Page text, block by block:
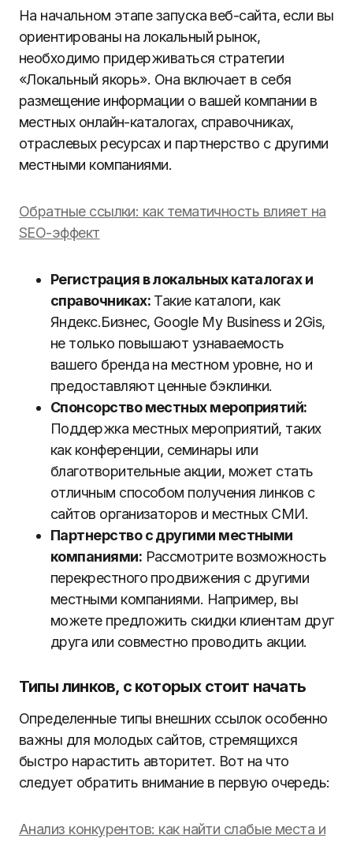
На начальном этапе запуска веб-сайта, если вы
ориентированы на локальный рынок,
необходимо придерживаться стратегии
«Локальный якорь». Она включает в себя
размещение информации о вашей компании в
местных онлайн-каталогах, справочниках,
отраслевых ресурсах и партнерство с другими
местными компаниями.
Обратные ссылки: как тематичность влияет на
SEO-эффект
Регистрация в локальных каталогах и
справочниках:Такие каталоги, как
Яндекс.Бизнес, Google My Business и 2Gis,
не только повышают узнаваемость
вашего бренда на местном уровне, но и
предоставляют ценные бэклинки.
Спонсорство местных мероприятий:
Поддержка местных мероприятий, таких
как конференции, семинары или
благотворительные акции, может стать
отличным способом получения линков с
сайтов организаторов и местных СМИ.
Партнерство с другими местными
компаниями: Рассмотрите возможность
перекрестного продвижения с другими
местными компаниями. Например, вы
можете предложить скидки клиентам друг
друга или совместно проводить акции.
Типы линков, с которых стоит начать
Определенные типы внешних ссылок особенно
важны для молодых сайтов, стремящихся
быстро нарастить авторитет. Вот на что
следует обратить внимание в первую очередь:
Анализ конкурентов: как найти слабые места и